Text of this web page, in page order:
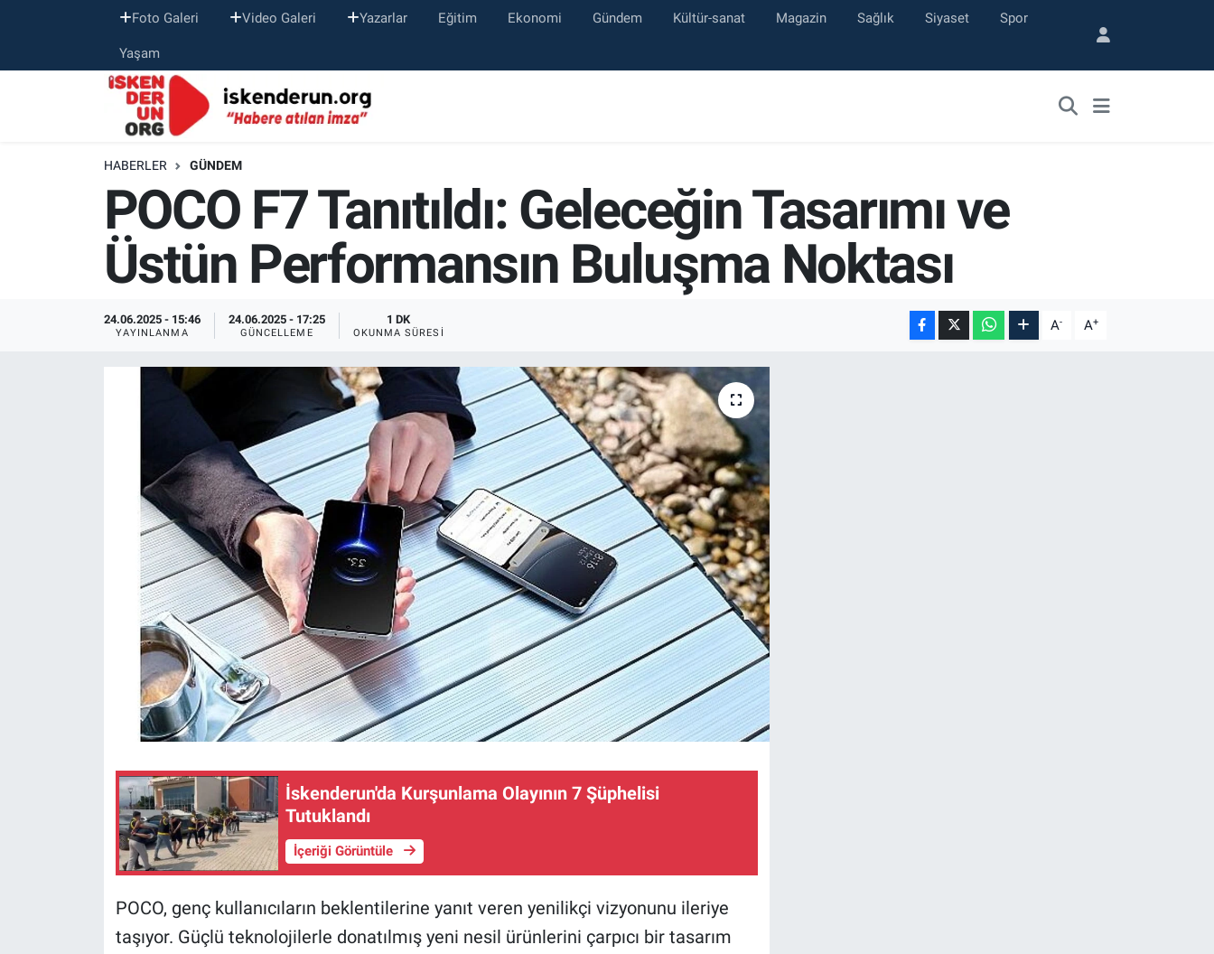
Foto Galeri Video Galeri Yazarlar Eğitim Ekonomi Gündem Kültür-sanat Magazin Sağlık Siyaset Spor
Yaşam
HABERLER GÜNDEM
POCO F7 Tanıtıldı: Geleceğin Tasarımı ve
Üstün Performansın Buluşma Noktası
24.06.2025 - 15:46
YAYINLANMA
24.06.2025 - 17:25
GÜNCELLEME
1 DK
OKUNMA SÜRESI A- A+
İskenderun'da Kurşunlama Olayının 7 Şüphelisi
Tutuklandı
İçeriği Görüntüle
POCO, genç kullanıcıların beklentilerine yanıt veren yenilikçi vizyonunu ileriye
taşıyor. Güçlü teknolojilerle donatılmış yeni nesil ürünlerini çarpıcı bir tasarım